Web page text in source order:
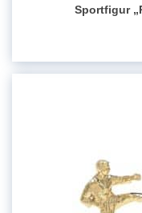
Sportfigur